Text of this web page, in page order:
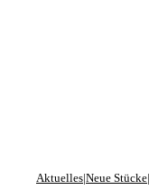
Aktuelles Neue Stücke